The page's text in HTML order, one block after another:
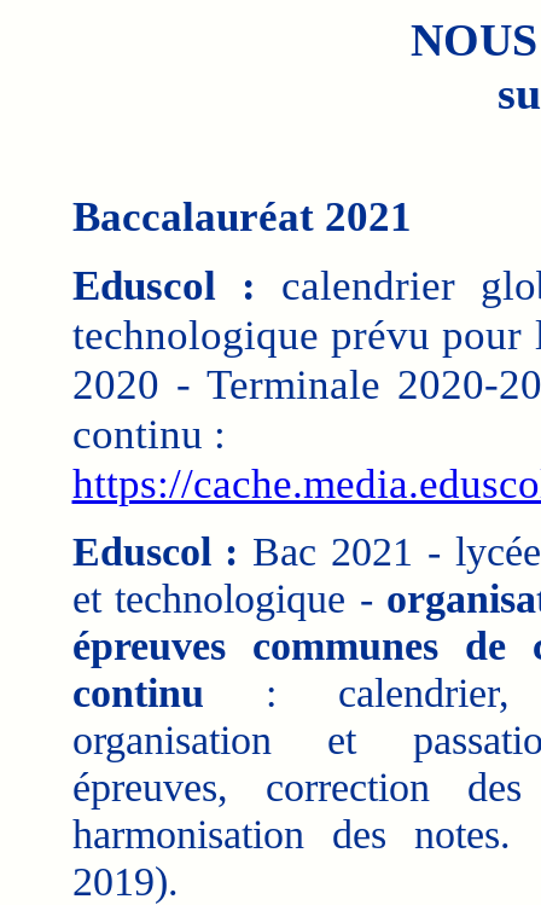
Baccalauréat 2021
Eduscol : calendrier
technologique prévu pour
2020 - Terminale 2020-
continu :
https://
Eduscol : Bac 2021 -
et technologique -
épreuves communes de
continu : calendrier,
organisation et
épreuves, correction
harmonisation des notes.
2019).